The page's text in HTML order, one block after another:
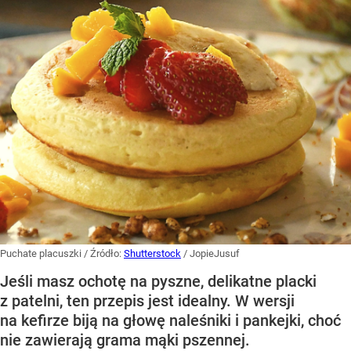
Puchate placuszki / Źródło: Shutterstock / JopieJusuf
Jeśli masz ochotę na pyszne, delikatne placki
z patelni, ten przepis jest idealny. W wersji
na kefirze biją na głowę naleśniki i pankejki, choć
nie zawierają grama mąki pszennej.